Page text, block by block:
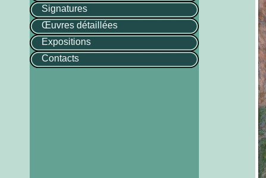
Signatures
Œuvres détaillées
Expositions
Contacts